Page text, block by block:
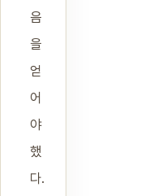
음
을
얻
어
야
했
다.